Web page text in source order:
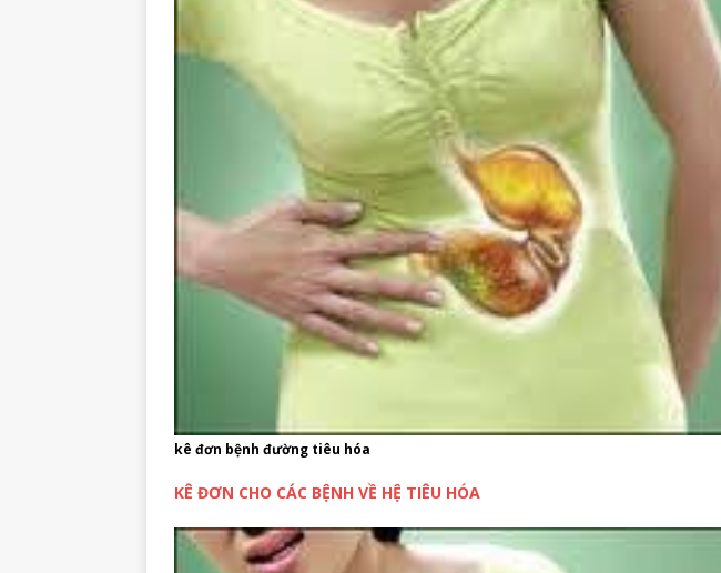
kê đơn bệnh đường tiêu hóa
KÊ ĐƠN CHO CÁC BỆNH VỀ HỆ TIÊU HÓA